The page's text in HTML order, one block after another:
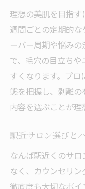
理想の美肌を目指
週間ごとの定期的な
ーバー周期や悩み
で、毛穴の目立ち
すくなります。プ
態を把握し、剥離
内容を選ぶことが理
駅近サロン選びと
なんば駅近くのサ
なく、カウンセリ
徹底度も大切なポイ